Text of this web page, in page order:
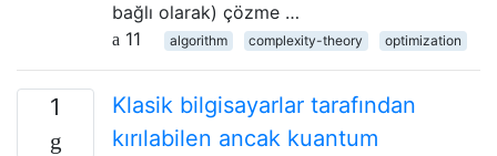
bağlı olarak) çözme …
11
algorithm complexity-theory optimization
1
Klasik bilgisayarlar tarafından
kırılabilen ancak kuantum